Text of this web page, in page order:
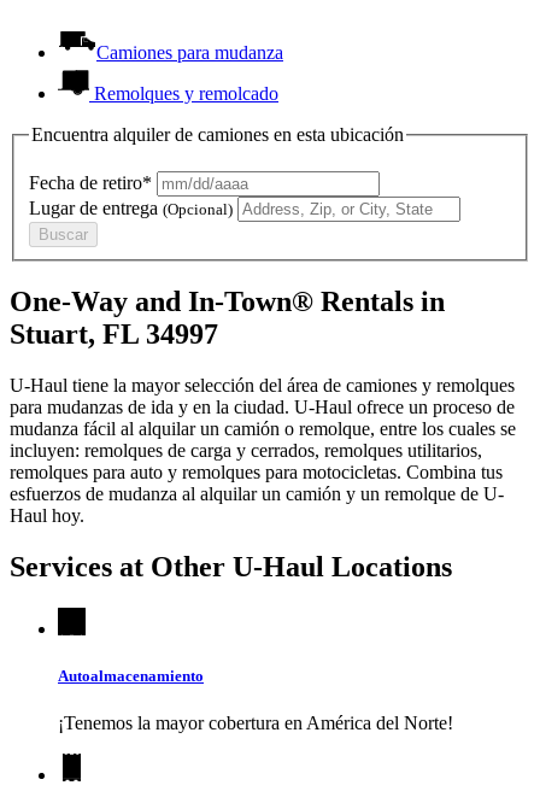
Camiones para mudanza
Remolques y remolcado
Encuentra alquiler de camiones en esta ubicación
Fecha de retiro*
Lugar de entrega (Opcional)
Buscar
One-Way and In-Town® Rentals in
Stuart, FL 34997
U-Haul tiene la mayor selección del área de camiones y remolques
para mudanzas de ida y en la ciudad. U-Haul ofrece un proceso de
mudanza fácil al alquilar un camión o remolque, entre los cuales se
incluyen: remolques de carga y cerrados, remolques utilitarios,
remolques para auto y remolques para motocicletas. Combina tus
esfuerzos de mudanza al alquilar un camión y un remolque de U-
Haul hoy.
Services at Other U-Haul Locations
Autoalmacenamiento
¡Tenemos la mayor cobertura en América del Norte!